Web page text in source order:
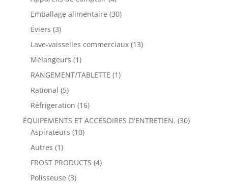
Emballage alimentaire (30)
Éviers (3)
Lave-vaisselles commerciaux (13)
Mélangeurs (1)
RANGEMENT/TABLETTE (1)
Rational (5)
Réfrigeration (16)
ÉQUIPEMENTS ET ACCESOIRES D'ENTRETIEN. (30)
Aspirateurs (10)
Autres (1)
FROST PRODUCTS (4)
Polisseuse (3)